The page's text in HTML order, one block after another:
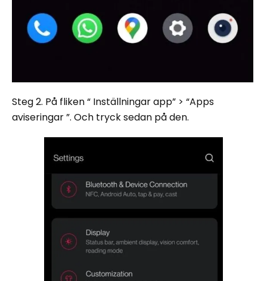
Steg 2. På fliken “ Inställningar app” > “Apps
aviseringar ”. Och tryck sedan på den.